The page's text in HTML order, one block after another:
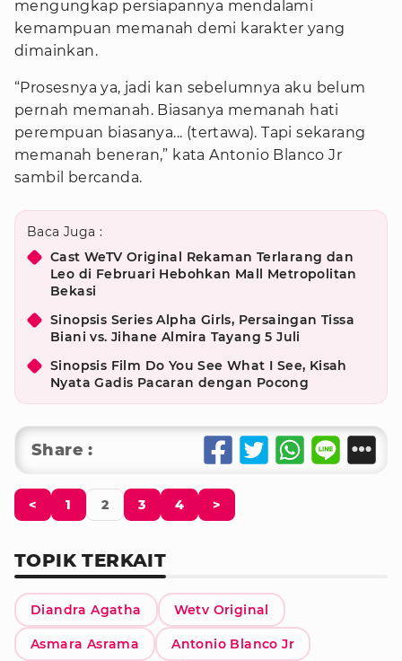
mengungkap persiapannya mendalami
kemampuan memanah demi karakter yang
dimainkan.
“Prosesnya ya, jadi kan sebelumnya aku belum
pernah memanah. Biasanya memanah hati
perempuan biasanya... (tertawa). Tapi sekarang
memanah beneran,” kata Antonio Blanco Jr
sambil bercanda.
Baca Juga :
Cast WeTV Original Rekaman Terlarang dan
Leo di Februari Hebohkan Mall Metropolitan
Bekasi
Sinopsis Series Alpha Girls, Persaingan Tissa
Biani vs. Jihane Almira Tayang 5 Juli
Sinopsis Film Do You See What I See, Kisah
Nyata Gadis Pacaran dengan Pocong
Share :
< 1 2 3 4 >
TOPIK TERKAIT
Diandra Agatha Wetv Original
Asmara Asrama Antonio Blanco Jr